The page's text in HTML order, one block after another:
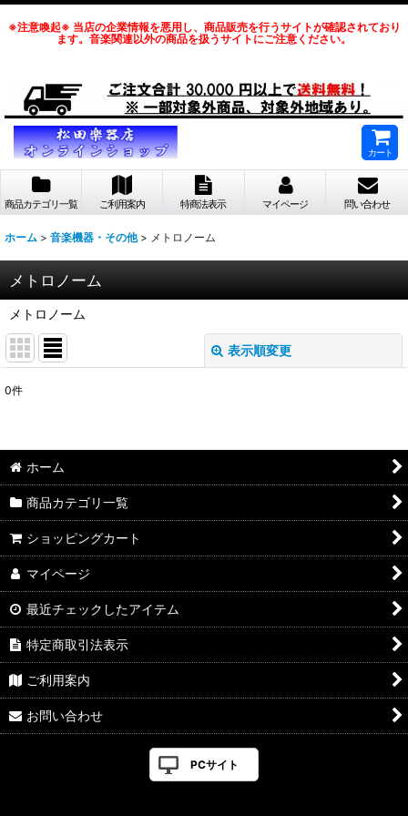
※注意喚起※ 当店の企業情報を悪用し、商品販売を行うサイトが確認されており
ます。音楽関連以外の商品を扱うサイトにご注意ください。
カート
商品カテゴリ一覧 ご利用案内 特商法表示 マイページ 問い合わせ
ホーム > 音楽機器・その他 > メトロノーム
メトロノーム
メトロノーム
表示順変更
並び順:
0件
ホーム
商品カテゴリ一覧
ショッピングカート
マイページ
最近チェックしたアイテム
特定商取引法表示
ご利用案内
お問い合わせ
PCサイト